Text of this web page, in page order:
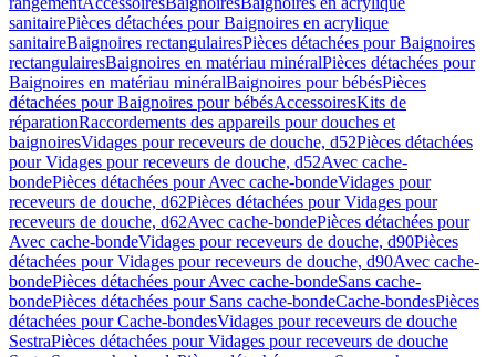
sanitairePièces détachées pour Baignoires en acrylique
sanitaireBaignoires rectangulairesPièces détachées pour Baignoires
rectangulairesBaignoires en matériau minéralPièces détachées pour
Baignoires en matériau minéralBaignoires pour bébésPièces
détachées pour Baignoires pour bébésAccessoiresKits de
réparationRaccordements des appareils pour douches et
baignoiresVidages pour receveurs de douche, d52Pièces détachées
pour Vidages pour receveurs de douche, d52Avec cache-
bondePièces détachées pour Avec cache-bondeVidages pour
receveurs de douche, d62Pièces détachées pour Vidages pour
receveurs de douche, d62Avec cache-bondePièces détachées pour
Avec cache-bondeVidages pour receveurs de douche, d90Pièces
détachées pour Vidages pour receveurs de douche, d90Avec cache-
bondePièces détachées pour Avec cache-bondeSans cache-
bondePièces détachées pour Sans cache-bondeCache-bondesPièces
détachées pour Cache-bondesVidages pour receveurs de douche
SestraPièces détachées pour Vidages pour receveurs de douche